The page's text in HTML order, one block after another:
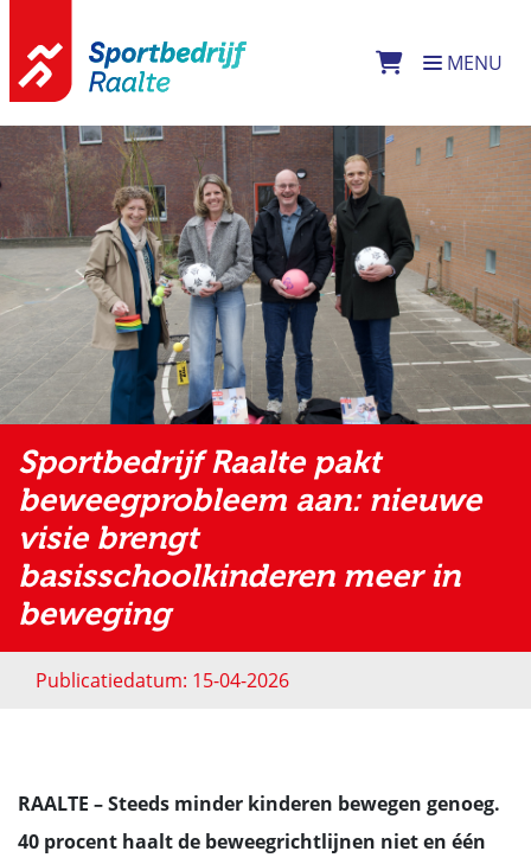
MENU
Sportbedrijf Raalte pakt
beweegprobleem aan: nieuwe
visie brengt
basisschoolkinderen meer in
beweging
Publicatiedatum: 15-04-2026
RAALTE – Steeds minder kinderen bewegen genoeg.
40 procent haalt de beweegrichtlijnen niet en één